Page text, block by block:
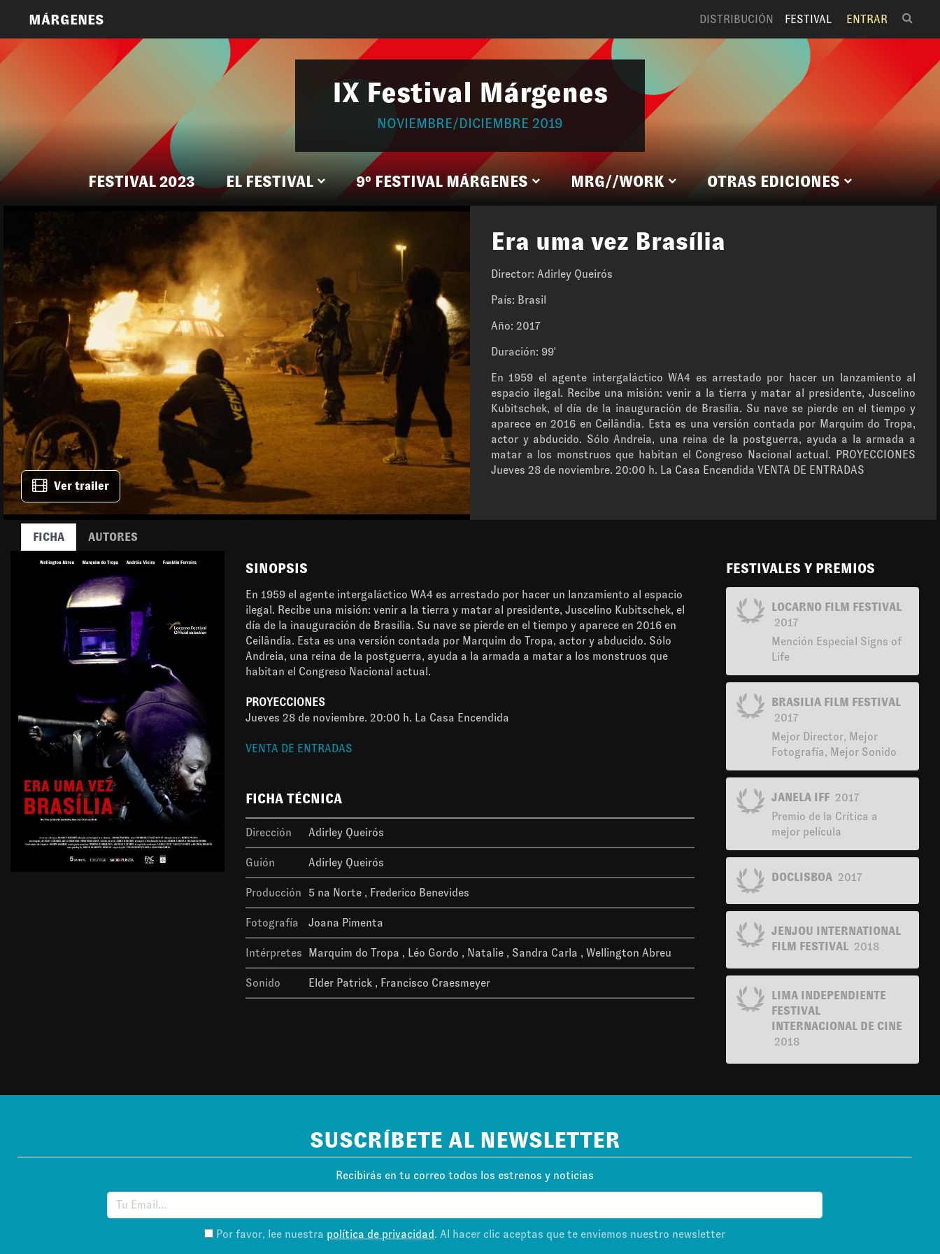
MÁRGENES DISTRIBUCIÓN FESTIVAL ENTRAR
IX Festival Márgenes
NOVIEMBRE/DICIEMBRE 2019
FESTIVAL 2023 EL FESTIVAL 9º FESTIVAL MÁRGENES MRG//WORK OTRAS EDICIONES
Ver trailer
Era uma vez Brasília
Director: Adirley Queirós
País: Brasil
Año: 2017
Duración: 99'
En 1959 el agente intergaláctico WA4 es arrestado por hacer un lanzamiento al
espacio ilegal. Recibe una misión: venir a la tierra y matar al presidente, Juscelino
Kubitschek, el día de la inauguración de Brasília. Su nave se pierde en el tiempo y
aparece en 2016 en Ceilândia. Esta es una versión contada por Marquim do Tropa,
actor y abducido. Sólo Andreia, una reina de la postguerra, ayuda a la armada a
matar a los monstruos que habitan el Congreso Nacional actual. PROYECCIONES
Jueves 28 de noviembre. 20:00 h. La Casa Encendida VENTA DE ENTRADAS
FICHA AUTORES
SINOPSIS
En 1959 el agente intergaláctico WA4 es arrestado por hacer un lanzamiento al espacio
ilegal. Recibe una misión: venir a la tierra y matar al presidente, Juscelino Kubitschek, el
día de la inauguración de Brasília. Su nave se pierde en el tiempo y aparece en 2016 en
Ceilândia. Esta es una versión contada por Marquim do Tropa, actor y abducido. Sólo
Andreia, una reina de la postguerra, ayuda a la armada a matar a los monstruos que
habitan el Congreso Nacional actual.
PROYECCIONES
Jueves 28 de noviembre. 20:00 h. La Casa Encendida
VENTA DE ENTRADAS
FICHA TÉCNICA
Dirección Adirley Queirós
Guión Adirley Queirós
Producción 5 na Norte Frederico Benevides
Fotografía Joana Pimenta
Intérpretes Marquim do Tropa Léo Gordo Natalie Sandra Carla Wellington Abreu
Sonido Elder Patrick Francisco Craesmeyer
FESTIVALES Y PREMIOS
LOCARNO FILM FESTIVAL
2017
Mención Especial Signs of
Life
BRASILIA FILM FESTIVAL
2017
Mejor Director, Mejor
Fotografía, Mejor Sonido
JANELA IFF 2017
Premio de la Crítica a
mejor película
DOCLISBOA 2017
JENJOU INTERNATIONAL
FILM FESTIVAL 2018
LIMA INDEPENDIENTE
FESTIVAL
INTERNACIONAL DE CINE
2018
SUSCRÍBETE AL NEWSLETTER
Recibirás en tu correo todos los estrenos y noticias
Por favor, lee nuestra política de privacidad. Al hacer clic aceptas que te enviemos nuestro newsletter